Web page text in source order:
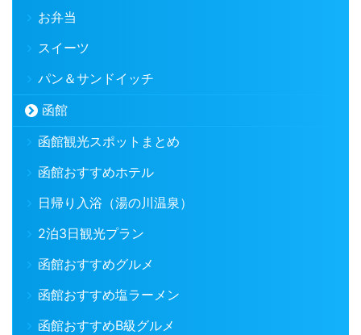
お弁当
スイーツ
パン＆サンドイッチ
函館
函館観光スポットまとめ
函館おすすめホテル
日帰り入浴（湯の川温泉）
2泊3日観光プラン
函館おすすめグルメ
函館おすすめ塩ラーメン
函館おすすめB級グルメ